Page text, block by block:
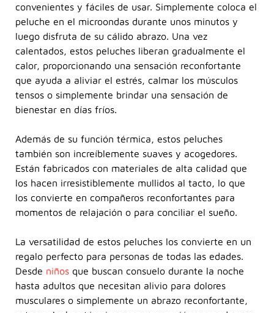
convenientes y fáciles de usar. Simplemente coloca el
peluche en el microondas durante unos minutos y
luego disfruta de su cálido abrazo. Una vez
calentados, estos peluches liberan gradualmente el
calor, proporcionando una sensación reconfortante
que ayuda a aliviar el estrés, calmar los músculos
tensos o simplemente brindar una sensación de
bienestar en días fríos.
Además de su función térmica, estos peluches
también son increíblemente suaves y acogedores.
Están fabricados con materiales de alta calidad que
los hacen irresistiblemente mullidos al tacto, lo que
los convierte en compañeros reconfortantes para
momentos de relajación o para conciliar el sueño.
La versatilidad de estos peluches los convierte en un
regalo perfecto para personas de todas las edades.
Desde niños que buscan consuelo durante la noche
hasta adultos que necesitan alivio para dolores
musculares o simplemente un abrazo reconfortante,